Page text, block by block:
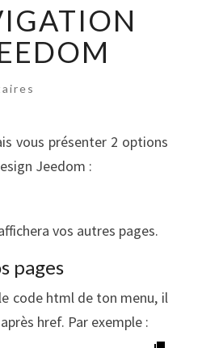
vous présenter 2 options
Jeedom :
vos autres pages.
pages
code html de ton menu, il
href. Par exemple :